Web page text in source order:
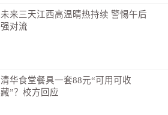
未来三天江西高温晴热持续 警惕午后
强对流
清华食堂餐具一套88元“可用可收
藏”？校方回应